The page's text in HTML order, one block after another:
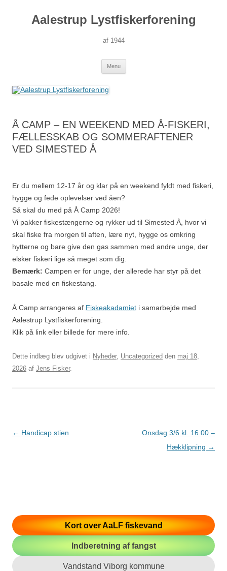
indholdAalestrup Lystfiskerforening
af 1944
Menu
Å CAMP – EN WEEKEND MED Å-FISKERI,
FÆLLESSKAB OG SOMMERAFTENER
VED SIMESTED Å
Er du mellem 12-17 år og klar på en weekend fyldt med fiskeri,
hygge og fede oplevelser ved åen?
Så skal du med på Å Camp 2026!
Vi pakker fiskestængerne og rykker ud til Simested Å, hvor vi
skal fiske fra morgen til aften, lære nyt, hygge os omkring
hytterne og bare give den gas sammen med andre unge, der
elsker fiskeri lige så meget som dig.
Bemærk: Campen er for unge, der allerede har styr på det
basale med en fiskestang.
Å Camp arrangeres af Fiskeakadamiet i samarbejde med
Aalestrup Lystfiskerforening.
Klik på link eller billede for mere info.
Dette indlæg blev udgivet i Nyheder, Uncategorized den maj 18,
2026 af Jens Fisker.
Indlægsnavigation
← Handicap stien
Onsdag 3/6 kl. 16.00 –
Hækklipning →
Kort over AaLF fiskevand
Indberetning af fangst
Vandstand Viborg kommune